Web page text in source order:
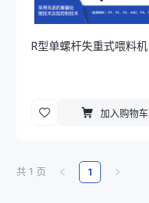
R型单螺杆失重式喂料机
加入购物车
共 1 页 1